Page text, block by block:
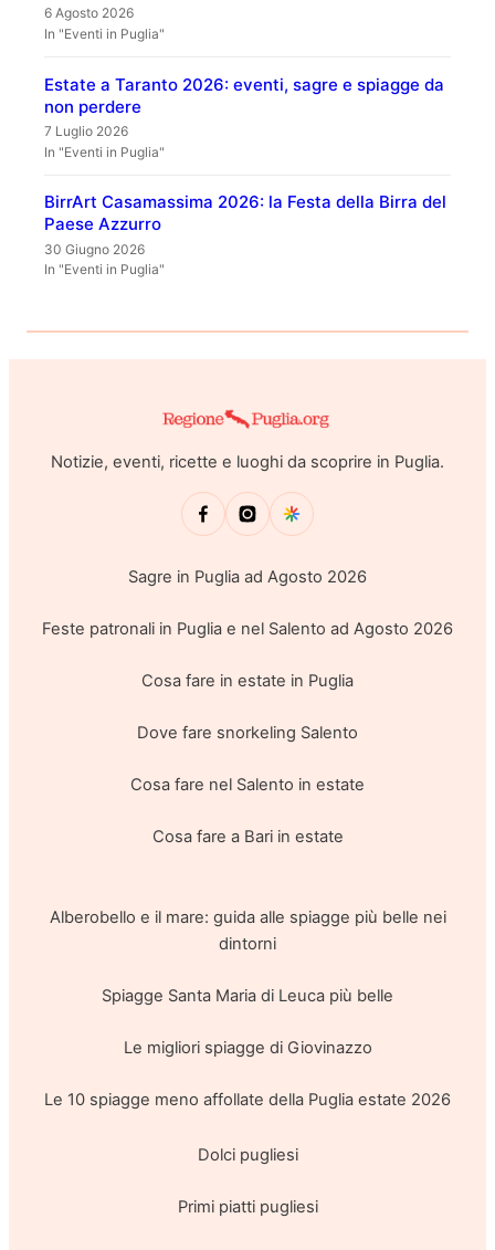
6 Agosto 2026
In "Eventi in Puglia"
Estate a Taranto 2026: eventi, sagre e spiagge da
non perdere
7 Luglio 2026
In "Eventi in Puglia"
BirrArt Casamassima 2026: la Festa della Birra del
Paese Azzurro
30 Giugno 2026
In "Eventi in Puglia"
Notizie, eventi, ricette e luoghi da scoprire in Puglia.
Sagre in Puglia ad Agosto 2026
Feste patronali in Puglia e nel Salento ad Agosto 2026
Cosa fare in estate in Puglia
Dove fare snorkeling Salento
Cosa fare nel Salento in estate
Cosa fare a Bari in estate
Alberobello e il mare: guida alle spiagge più belle nei
dintorni
Spiagge Santa Maria di Leuca più belle
Le migliori spiagge di Giovinazzo
Le 10 spiagge meno affollate della Puglia estate 2026
Dolci pugliesi
Primi piatti pugliesi